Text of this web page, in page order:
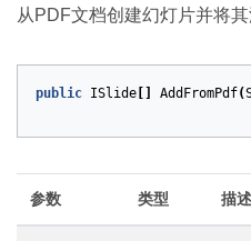
从PDF文档创建幻灯片并将其
public ISlide AddFromPdf(
参数 类型 描述